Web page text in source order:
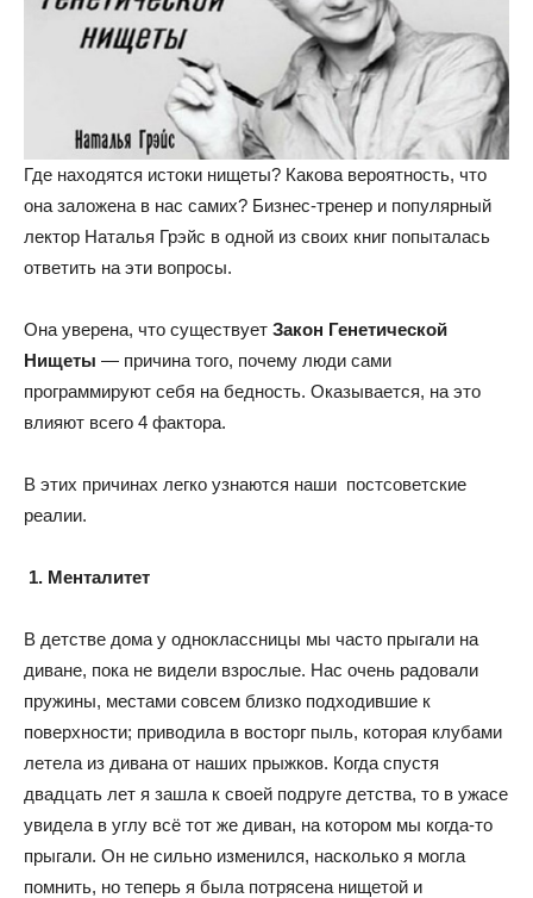
Где находятся истоки нищеты? Какова вероятность, что
она заложена в нас самих? Бизнес-тренер и популярный
лектор Наталья Грэйс в одной из своих книг попыталась
ответить на эти вопросы.
Она уверена, что существует Закон Генетической
Нищеты — причина того, почему люди сами
программируют себя на бедность. Оказывается, на это
влияют всего 4 фактора.
В этих причинах легко узнаются наши постсоветские
реалии.
1. Менталитет
В детстве дома у одноклассницы мы часто прыгали на
диване, пока не видели взрослые. Нас очень радовали
пружины, местами совсем близко подходившие к
поверхности; приводила в восторг пыль, которая клубами
летела из дивана от наших прыжков. Когда спустя
двадцать лет я зашла к своей подруге детства, то в ужасе
увидела в углу всё тот же диван, на котором мы когда-то
прыгали. Он не сильно изменился, насколько я могла
помнить, но теперь я была потрясена нищетой и